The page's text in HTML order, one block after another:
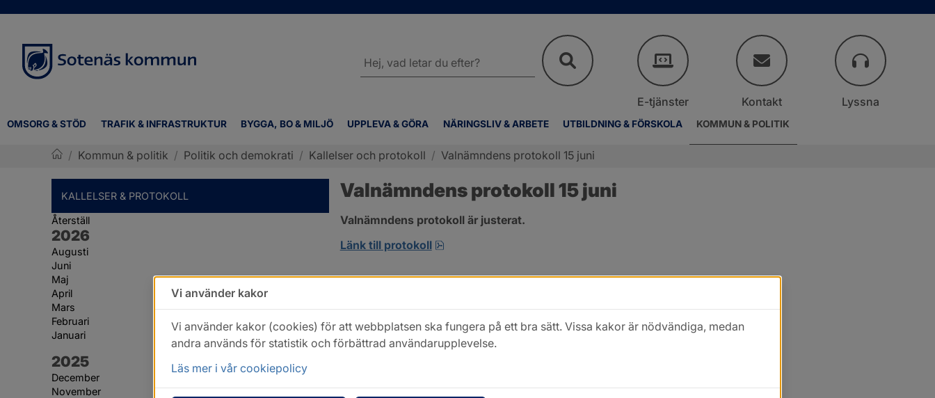
OMSORG & STÖD TRAFIK & INFRASTRUKTUR BYGGA, BO & MILJÖ UPPLEVA & GÖRA NÄRINGSLIV & ARBETE UTBILDNING & FÖRSKOLA KOMMUN & POLITIK
webbplatsen
E-tjänster Kontakt Lyssna
/ Kommun & politik / Politik och demokrati / Kallelser och protokoll / Valnämndens protokoll 15 juni
KALLELSER & PROTOKOLL
Återställ
År:
2026
Augusti
Juni
Maj
April
Mars
Februari
Januari
År:
2025
December
November
Valnämndens protokoll 15 juni
Valnämndens protokoll är justerat.
Länk till protokoll
pdf, 538 kB, öppnas i nytt fönster.
Vi använder kakor
Vi använder kakor (cookies) för att webbplatsen ska fungera på ett bra sätt. Vissa kakor är nödvändiga, medan
andra används för statistik och förbättrad användarupplevelse.
Läs mer i vår cookiepolicy